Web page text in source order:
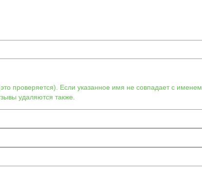
проверяется). Если указанное имя не совпадает с именем
удаляются также.